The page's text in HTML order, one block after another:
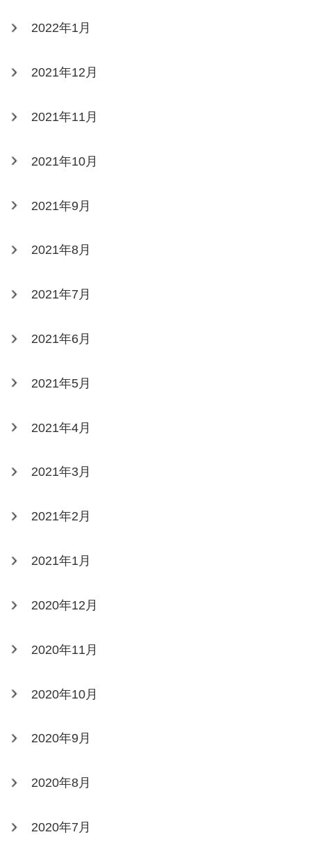
2022年1月
2021年12月
2021年11月
2021年10月
2021年9月
2021年8月
2021年7月
2021年6月
2021年5月
2021年4月
2021年3月
2021年2月
2021年1月
2020年12月
2020年11月
2020年10月
2020年9月
2020年8月
2020年7月